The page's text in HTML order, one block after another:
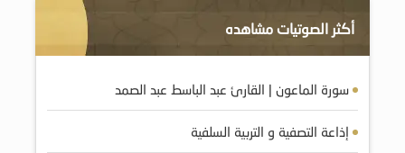
أكثر الصوتيات مشاهده
سورة الماعون | القارئ عبد الباسط عبد الصمد
إذاعة التصفية و التربية السلفية